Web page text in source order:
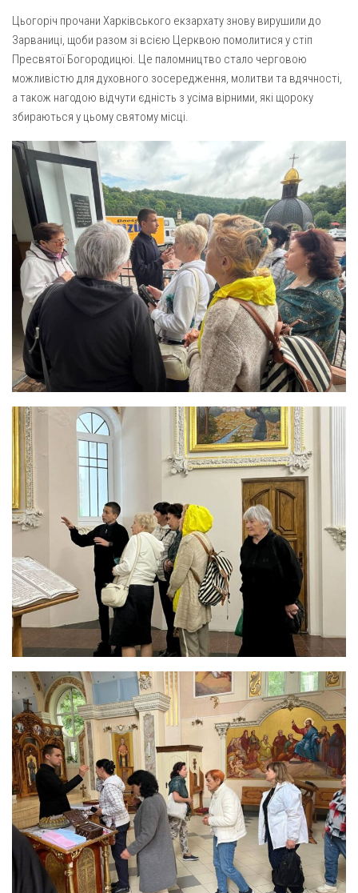
Покрови Пресвятої Богородиці (с. Вільча)
Преображенська парафія (м. Лозова)
Парафія Благовіщення Пресвятої Богородиці (смт
Золочів)
(Красноград)
Парохії Полтавської області
Пресвятої Трійці (м. Полтава)
Всіх Святих українського народу (м. Полтава)
Свято-Юріївська парафія (м. Полтава)
Архистратига Михаїла (с. Пригарівка)
Благовіщення Пресвятої Богородиці (с. Шевченки)
Введення у храм Пресвятої Богородиці (с. Дашківка)
Вознесіння ГНІХ (с. Витівка)
Вознесіння Господнього (м. Кобеляки)
Пророка Іллі (смт. Білики)
Різдва Пресвятої Богородиці (с. Вільховатка)
Св. Апостола Андрія Первозванного (с. Засулля)
Св. Миколая (с. Деменки)
Успіння Пресвятої Богородиці (м. Кременчук)
Успіння Пресвятої Богородиці (м. Лубни)
Парохії Сумської області
Введення в храм Богородиці (м. Суми)
Матері Божої Неустанної Помочі (м. Охтирка)
Монастирі
Свято-Покровський монастир оо Василіян
Свято-Івано-Павлівський монастир сестер Згромадження
Св. Йосифа ОПДМ
Монастир сестер милосердя Св. Вінкентія. Дім Милосердя
Монастир Успення Пресвятої Богородиці Сестер Чину
Святого Василія Великого
Комісії
Катехитична комісія
Комісія у справах молоді
Надруковані числа
Молитви
Галерея
Рух pro-life
Цьогоріч прочани Харківського екзархату знову вирушили до
Зарваниці, щоби разом зі всією Церквою помолитися у стіп
Пресвятої Богородицюі. Це паломництво стало черговою
можливістю для духовного зосередження, молитви та вдячності,
а також нагодою відчути єдність з усіма вірними, які щороку
збираються у цьому святому місці.